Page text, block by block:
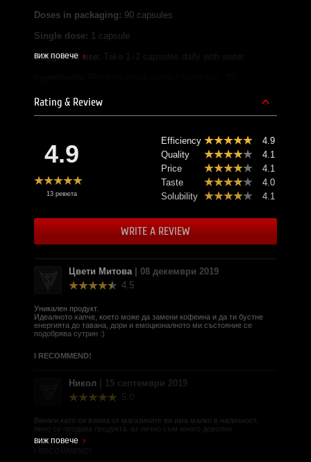
Doses in packaging: 90 capsules
Single dose: 1 capsule
Suggested use: Take 1–2 capsules daily with water.
Notes:
Store in a dry and cool place, away from sunlight and heat.
SILA BG Team!
Product supplier - E Foods Ltd.
виж повече
Rating & Review
4.9
13 ревюта
Efficiency
4.9
Quality
4.1
Price
4.1
Taste
4.0
Solubility
4.1
WRITE A REVIEW
Цвети Митова | 08 декември 2019
4.5
Уникален продукт.
Идеалното хапче, което може да замени кофеина и да ти бустне
енергията до тавана, дори и емоционалното ми състояние се
подобрява сутрин :)
I RECOMMEND!
Никол | 15 септември 2019
5.0
Винаги като си взема от магазините ви има малко в наличност,
явно се продава продукта, аз лично съм много доволен
виж повече